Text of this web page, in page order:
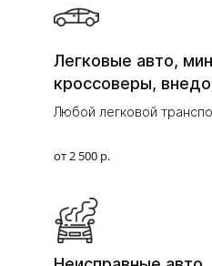
Легковые авто,
кроссоверы,
Любой легковой
от 2 500 р.